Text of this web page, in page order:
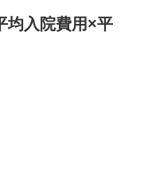
均入院費用×平